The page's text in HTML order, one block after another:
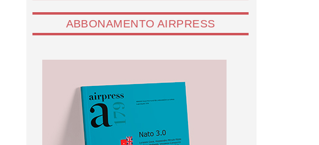
ABBONAMENTO AIRPRESS